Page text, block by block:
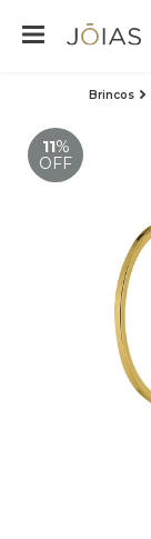
Brincos
11%
OFF